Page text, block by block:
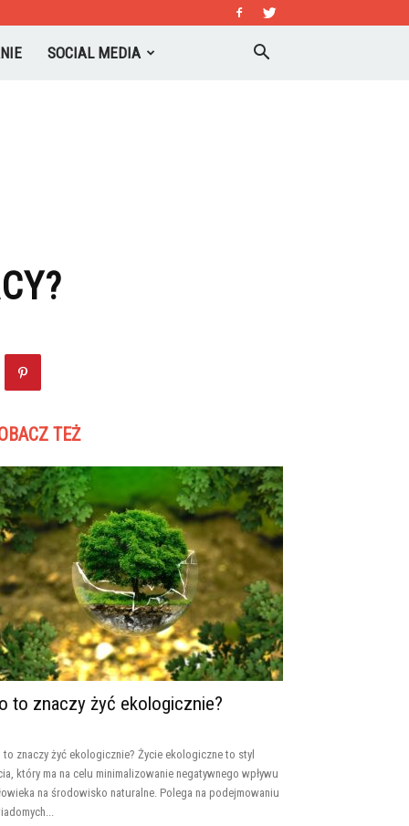
SOCIAL MEDIA
TEŻ
to znaczy żyć ekologicznie?
to znaczy żyć ekologicznie? Życie ekologiczne to styl
który ma na celu minimalizowanie negatywnego wpływu
na środowisko naturalne. Polega na podejmowaniu